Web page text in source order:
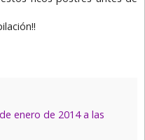
enero de 2014 a las